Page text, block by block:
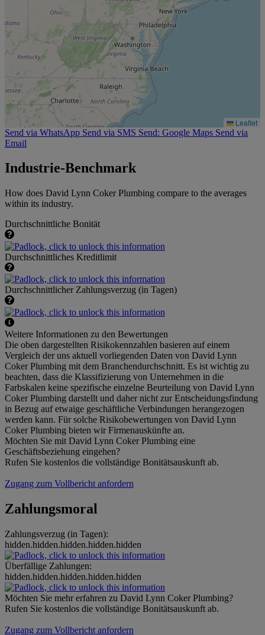
Leaflet
Send via WhatsApp Send via SMS Send: Google Maps Send via
Email
Industrie-Benchmark
How does David Lynn Coker Plumbing compare to the averages
within its industry.
Durchschnittliche Bonität
Durchschnittliches Kreditlimit
Durchschnittlicher Zahlungsverzug (in Tagen)
Weitere Informationen zu den Bewertungen
Die oben dargestellten Risikokennzahlen basieren auf einem
Vergleich der uns aktuell vorliegenden Daten von David Lynn
Coker Plumbing mit dem Branchendurchschnitt. Es ist wichtig zu
beachten, dass die Klassifizierung von Unternehmen in die
Farbskalen keine spezifische einzelne Beurteilung von David Lynn
Coker Plumbing darstellt und daher nicht zur Entscheidungsfindung
in Bezug auf etwaige geschäftliche Verbindungen herangezogen
werden kann. Für solche Risikobewertungen von David Lynn
Coker Plumbing bieten wir Firmenauskünfte an.
Möchten Sie mit David Lynn Coker Plumbing eine
Geschäftsbeziehung eingehen?
Rufen Sie kostenlos die vollständige Bonitätsauskunft ab.
Zugang zum Vollbericht anfordern
Zahlungsmoral
Zahlungsverzug (in Tagen):
hidden.hidden.hidden.hidden.hidden
Überfällige Zahlungen:
hidden.hidden.hidden.hidden.hidden
Möchten Sie mehr erfahren zu David Lynn Coker Plumbing?
Rufen Sie kostenlos die vollständige Bonitätsauskunft ab.
Zugang zum Vollbericht anfordern